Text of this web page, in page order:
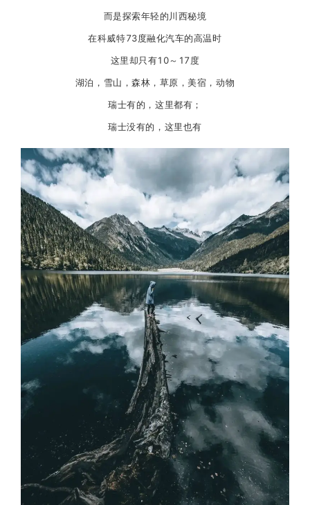
而是探索年轻的川西秘境
在科威特73度融化汽车的高温时
这里却只有10～17度
湖泊，雪山，森林，草原，美宿，动物
瑞士有的，这里都有；
瑞士没有的，这里也有